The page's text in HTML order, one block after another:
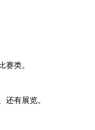
赛类。
还有展览。